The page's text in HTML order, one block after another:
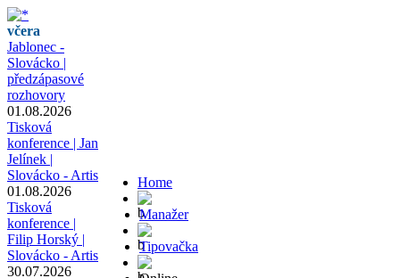
včera
Jablonec -
Slovácko |
předzápasové
rozhovory
01.08.2026
Tisková
konference | Jan
Jelínek |
Slovácko - Artis
01.08.2026
Tisková
konference |
Filip Horský |
Slovácko - Artis
30.07.2026
Home
Manažer
Tipovačka